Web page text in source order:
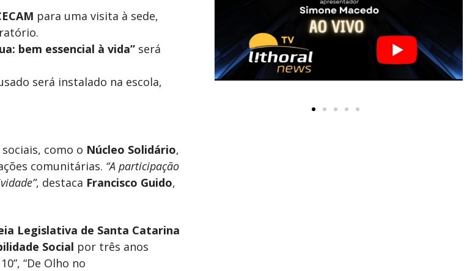
para uma visita à sede,
bem essencial à vida” será
será instalado na escola,
como o Núcleo Solidário,
comunitárias. “A participação
, destaca Francisco Guido,
Legislativa de Santa Catarina
Social por três anos
“De Olho no